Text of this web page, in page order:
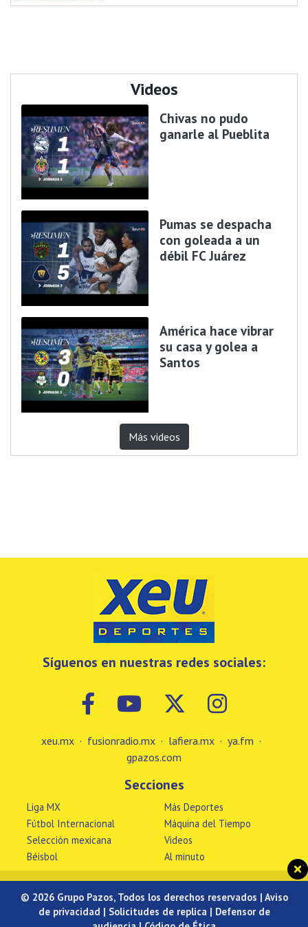
Videos
Chivas no pudo
ganarle al Pueblita
Pumas se despacha
con goleada a un
débil FC Juárez
América hace vibrar
su casa y golea a
Santos
Más videos
Síguenos en nuestras redes sociales:
xeu.mx · fusionradio.mx · lafiera.mx · ya.fm ·
gpazos.com
Secciones
Liga MX
Fútbol Internacional
Selección mexicana
Béisbol
Más Deportes
Máquina del Tiempo
Videos
Al minuto
© 2026 Grupo Pazos, Todos los derechos reservados | Aviso
de privacidad | Solicitudes de replica| Defensor de